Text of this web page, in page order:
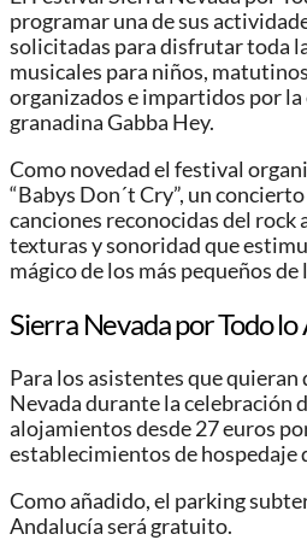
programar una de sus
solicitadas para disfrutar toda
musicales para niños,
organizados e impartidos por la
granadina Gabba Hey.
Como novedad el festival
“Babys Don´t Cry”, un
canciones reconocidas del rock
texturas y sonoridad que
mágico de los más pequeños de
Sierra Nevada por Todo
Para los asistentes que quieran
Nevada durante la celebración
alojamientos desde 27 euros
establecimientos de hospedaje
Como añadido, el parking
Andalucía será gratuito.